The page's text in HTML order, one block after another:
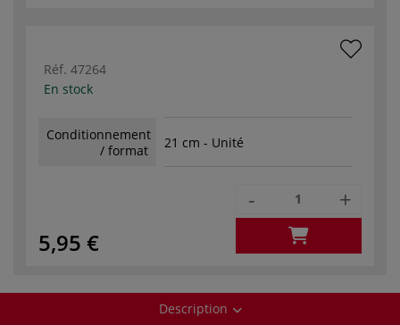
Réf. 47264
En stock
Conditionnement
/ format
21 cm - Unité
5,95 €
- +
Description